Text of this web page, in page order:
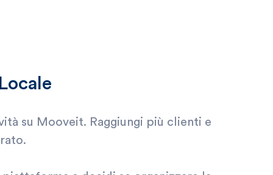
su Mooveit. Raggiungi più clienti e